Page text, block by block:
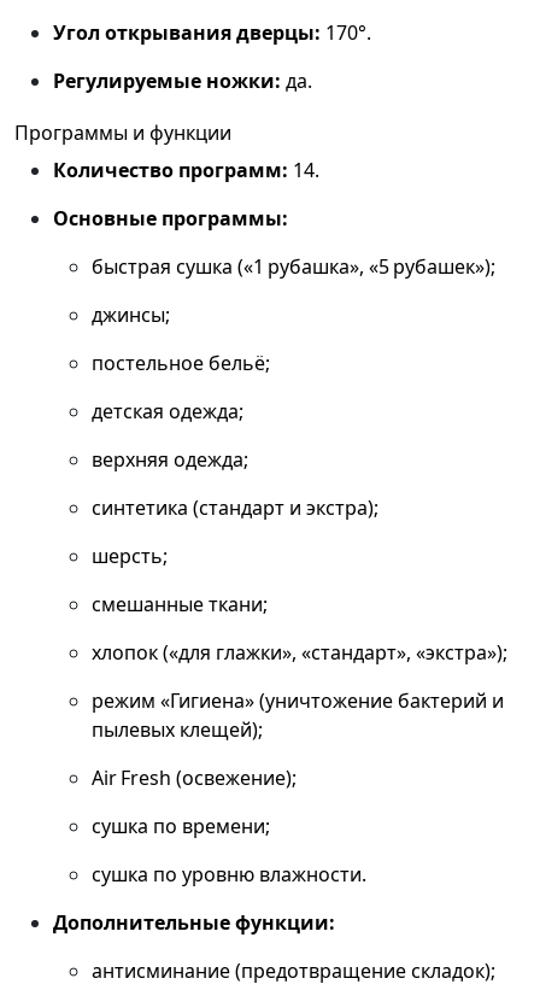
Угол открывания дверцы: 170°.
Регулируемые ножки: да.
Программы и функции
Количество программ: 14.
Основные программы:
быстрая сушка («1 рубашка», «5 рубашек»);
джинсы;
постельное бельё;
детская одежда;
верхняя одежда;
синтетика (стандарт и экстра);
шерсть;
смешанные ткани;
хлопок («для глажки», «стандарт», «экстра»);
режим «Гигиена» (уничтожение бактерий и
пылевых клещей);
Air Fresh (освежение);
сушка по времени;
сушка по уровню влажности.
Дополнительные функции:
антисминание (предотвращение складок);